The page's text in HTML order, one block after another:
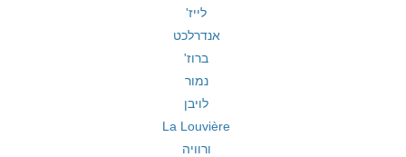
לייז'
אנדרלכט
ברוז'
נמור
לויבן
La Louvière
ורוויה